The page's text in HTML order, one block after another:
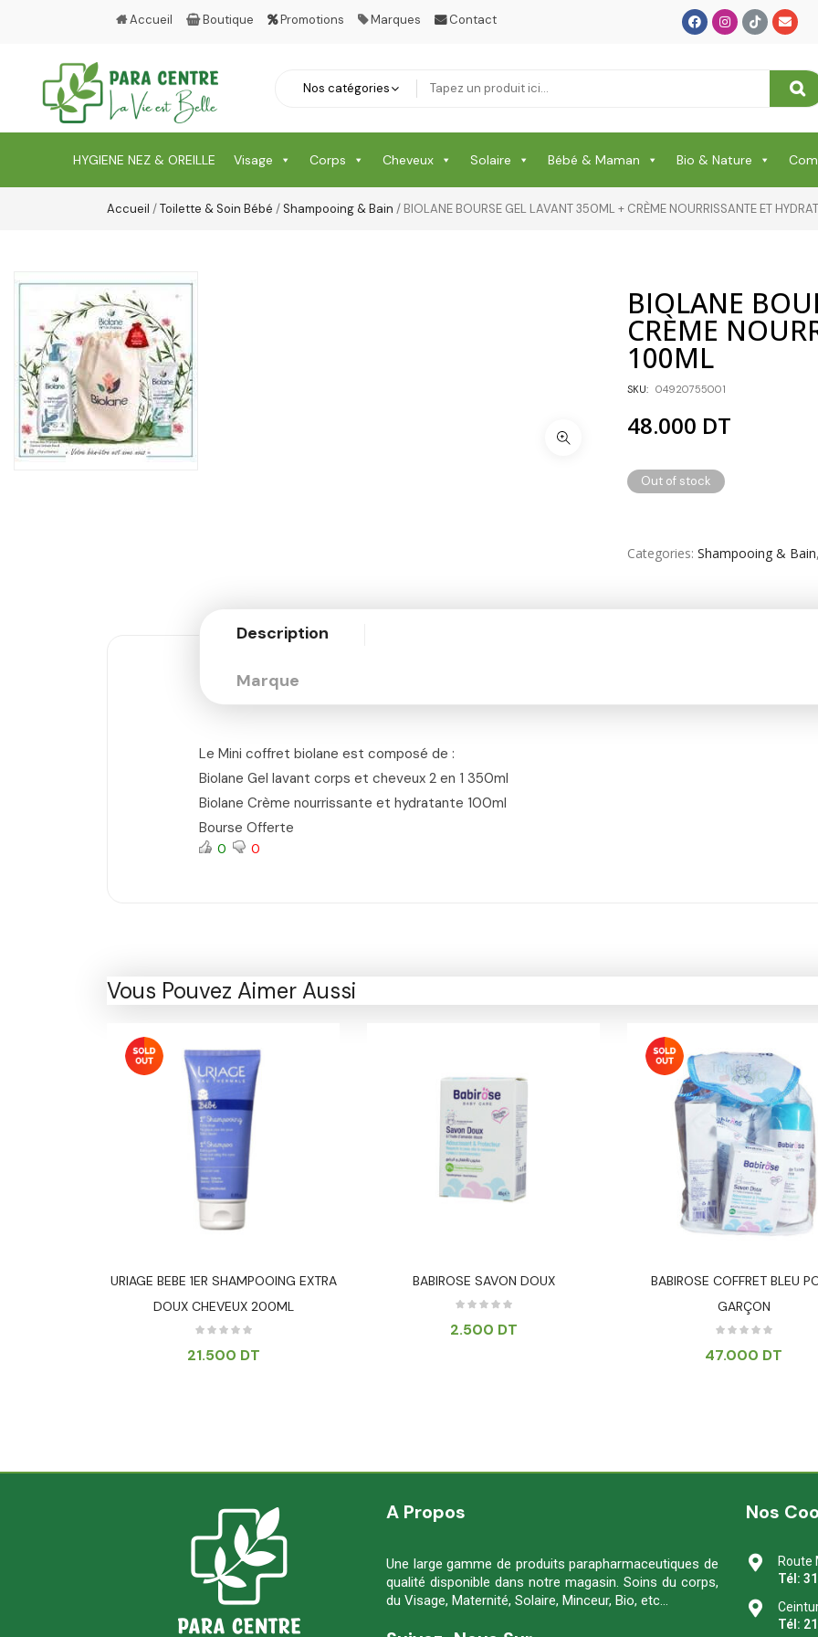
Accueil Boutique Promotions Marques Contact
HYGIENE NEZ & OREILLE Visage Corps Cheveux Solaire Bébé & Maman Bio & Nature
Accueil /Toilette & Soin Bébé /Shampooing & Bain / BIOLANE BOURSE GEL LAVANT 350ML + CRÈME NOURRISSANTE ET
BIOLANE
CRÈME
100ML
SKU: 04920755001
48.000 DT
Out of stock
Categories Shampooing & Bain
Description
Marque
Le Mini coffret biolane est composé de :
Biolane Gel lavant corps et cheveux 2 en 1 350ml
Biolane Crème nourrissante et hydratante 100ml
Bourse Offerte
0 0
Vous Pouvez Aimer Aussi
URIAGE BEBE 1ER SHAMPOOING EXTRA
DOUX CHEVEUX 200ML
21.500 DT
BABIROSE SAVON DOUX
2.500 DT
BABIROSE COFFRET BLEU
GARÇON
47.000 DT
A Propos
Une large gamme de produits parapharmaceutiques de
qualité disponible dans notre magasin. Soins du corps,
du Visage, Maternité, Solaire, Minceur, Bio, etc…
Nos
Route
Tél:
Tél:
Plaisirs
Protection Corps
Puériculture Bébé
RHUME & MAUX DE GORGE & DOULEURS
Yeux & Lévres